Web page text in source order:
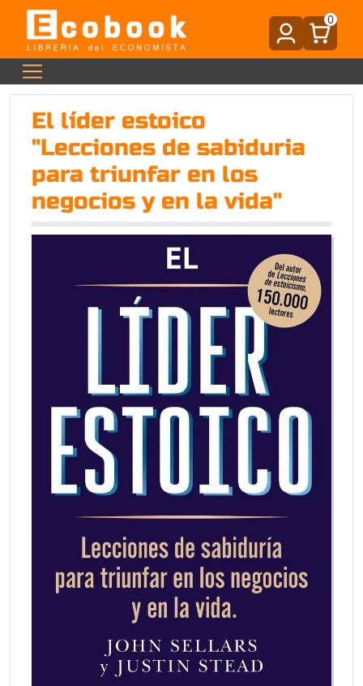
0
El líder estoico
"Lecciones de sabiduria
para triunfar en los
negocios y en la vida"